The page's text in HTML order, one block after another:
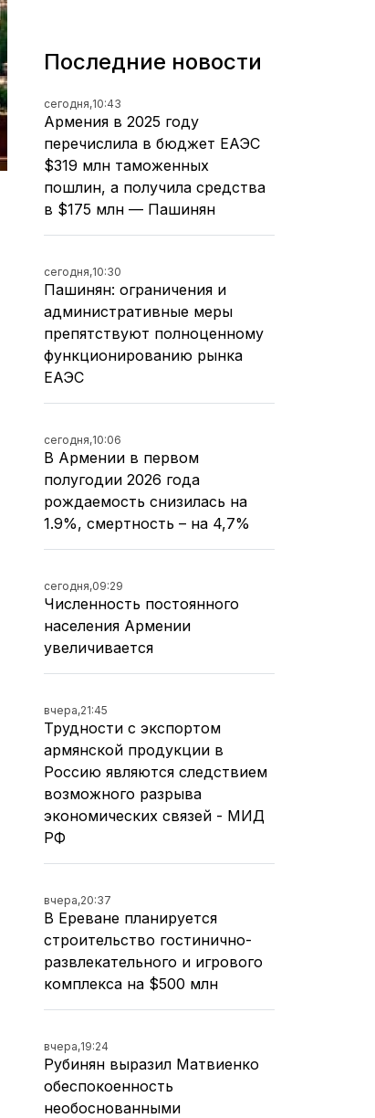
Последние новости
сегодня,10:43
Армения в 2025 году
перечислила в бюджет ЕАЭС
$319 млн таможенных
пошлин, а получила средства
в $175 млн — Пашинян
сегодня,10:30
Пашинян: ограничения и
административные меры
препятствуют полноценному
функционированию рынка
ЕАЭС
сегодня,10:06
В Армении в первом
полугодии 2026 года
рождаемость снизилась на
1.9%, смертность – на 4,7%
сегодня,09:29
Численность постоянного
населения Армении
увеличивается
вчера,21:45
Трудности с экспортом
армянской продукции в
Россию являются следствием
возможного разрыва
экономических связей - МИД
РФ
вчера,20:37
В Ереване планируется
строительство гостинично-
развлекательного и игрового
комплекса на $500 млн
вчера,19:24
Рубинян выразил Матвиенко
обеспокоенность
необоснованными